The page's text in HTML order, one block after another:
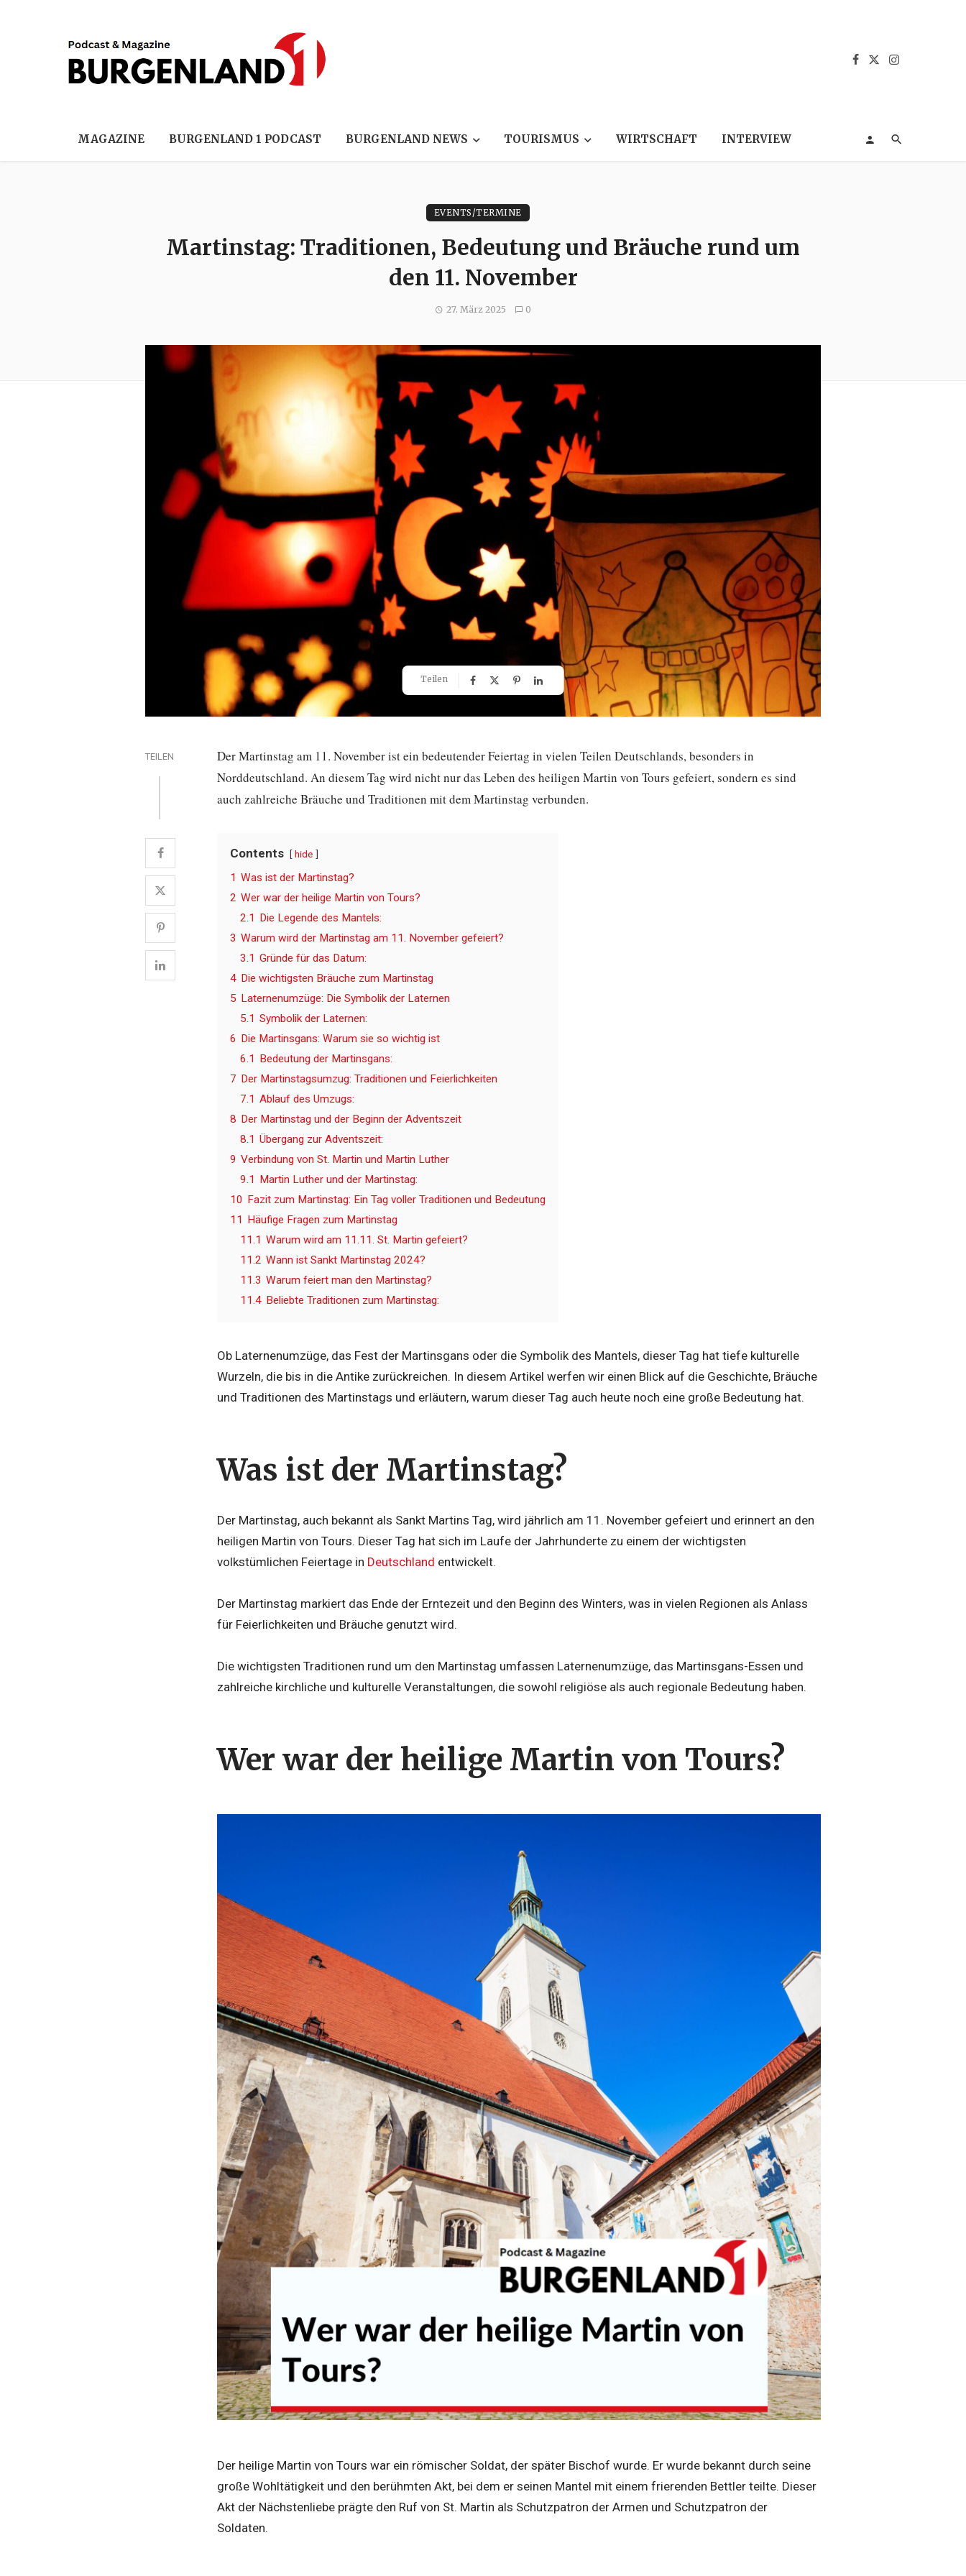
MAGAZINE BURGENLAND 1 PODCAST BURGENLAND NEWS TOURISMUS WIRTSCHAFT INTERVIEW
EVENTS/TERMINE
Martinstag: Traditionen, Bedeutung und Bräuche rund um
den 11. November
27. März 2025 0
Teilen
TEILEN
Der Martinstag am 11. November ist ein bedeutender Feiertag in vielen Teilen Deutschlands, besonders in
Norddeutschland. An diesem Tag wird nicht nur das Leben des heiligen Martin von Tours gefeiert, sondern es sind
auch zahlreiche Bräuche und Traditionen mit dem Martinstag verbunden.
Contents hide
1 Was ist der Martinstag?
2 Wer war der heilige Martin von Tours?
2.1 Die Legende des Mantels:
3 Warum wird der Martinstag am 11. November gefeiert?
3.1 Gründe für das Datum:
4 Die wichtigsten Bräuche zum Martinstag
5 Laternenumzüge: Die Symbolik der Laternen
5.1 Symbolik der Laternen:
6 Die Martinsgans: Warum sie so wichtig ist
6.1 Bedeutung der Martinsgans:
7 Der Martinstagsumzug: Traditionen und Feierlichkeiten
7.1 Ablauf des Umzugs:
8 Der Martinstag und der Beginn der Adventszeit
8.1 Übergang zur Adventszeit:
9 Verbindung von St. Martin und Martin Luther
9.1 Martin Luther und der Martinstag:
10 Fazit zum Martinstag: Ein Tag voller Traditionen und Bedeutung
11 Häufige Fragen zum Martinstag
11.1 Warum wird am 11.11. St. Martin gefeiert?
11.2 Wann ist Sankt Martinstag 2024?
11.3 Warum feiert man den Martinstag?
11.4 Beliebte Traditionen zum Martinstag:
Ob Laternenumzüge, das Fest der Martinsgans oder die Symbolik des Mantels, dieser Tag hat tiefe kulturelle
Wurzeln, die bis in die Antike zurückreichen. In diesem Artikel werfen wir einen Blick auf die Geschichte, Bräuche
und Traditionen des Martinstags und erläutern, warum dieser Tag auch heute noch eine große Bedeutung hat.
Was ist der Martinstag?
Der Martinstag, auch bekannt als Sankt Martins Tag, wird jährlich am 11. November gefeiert und erinnert an den
heiligen Martin von Tours. Dieser Tag hat sich im Laufe der Jahrhunderte zu einem der wichtigsten
volkstümlichen Feiertage in Deutschland entwickelt.
Der Martinstag markiert das Ende der Erntezeit und den Beginn des Winters, was in vielen Regionen als Anlass
für Feierlichkeiten und Bräuche genutzt wird.
Die wichtigsten Traditionen rund um den Martinstag umfassen Laternenumzüge, das Martinsgans-Essen und
zahlreiche kirchliche und kulturelle Veranstaltungen, die sowohl religiöse als auch regionale Bedeutung haben.
Wer war der heilige Martin von Tours?
Der heilige Martin von Tours war ein römischer Soldat, der später Bischof wurde. Er wurde bekannt durch seine
große Wohltätigkeit und den berühmten Akt, bei dem er seinen Mantel mit einem frierenden Bettler teilte. Dieser
Akt der Nächstenliebe prägte den Ruf von St. Martin als Schutzpatron der Armen und Schutzpatron der
Soldaten.